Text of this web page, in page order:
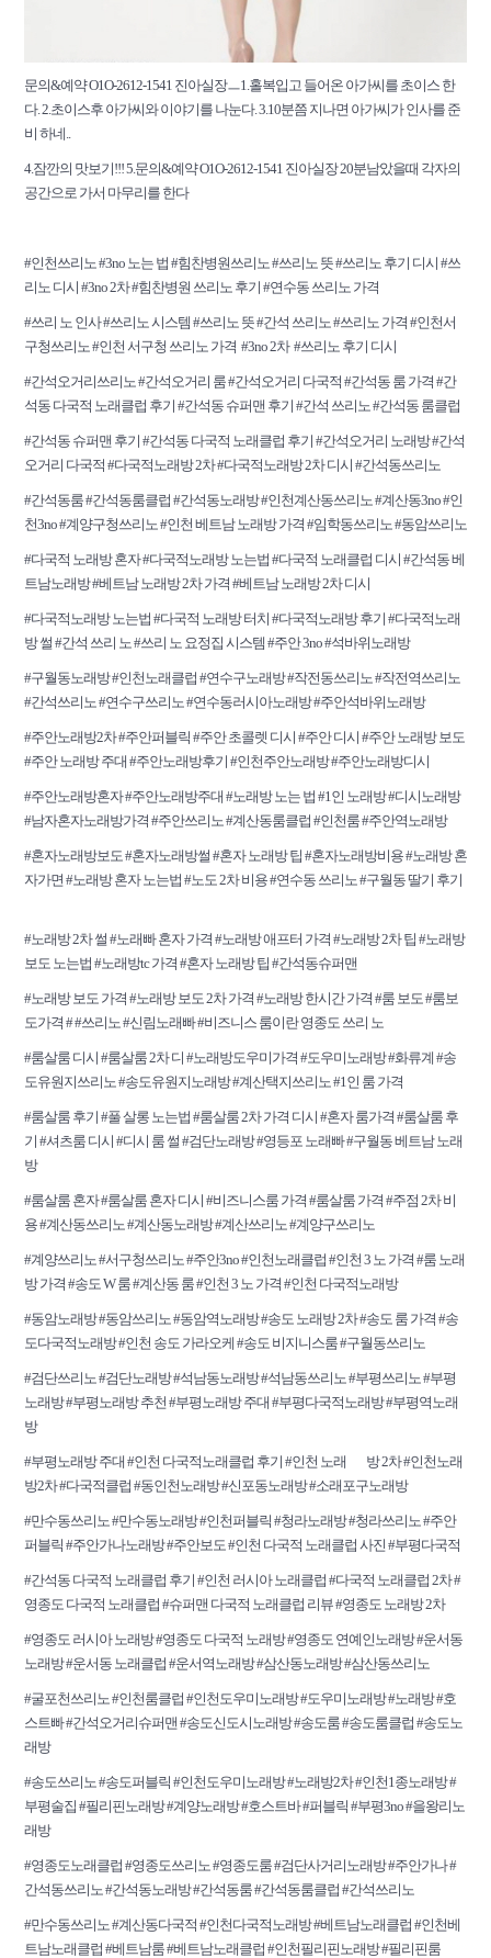
문의&예약 O1O-2612-1541 진아실장ㅡ1.홀복입고 들어온 아가씨를 초이스 한
다. 2.초이스후 아가씨와 이야기를 나눈다. 3.10분쯤 지나면 아가씨가 인사를 준
비 하네..
4.잠깐의 맛보기!!! 5.문의&예약 O1O-2612-1541 진아실장 20분남았을때 각자의
공간으로 가서 마무리를 한다
#인천쓰리노 #3no 노는 법 #힘찬병원쓰리노 #쓰리노 뜻 #쓰리노 후기 디시 #쓰
리노 디시 #3no 2차 #힘찬병원 쓰리노 후기 #연수동 쓰리노 가격
#쓰리 노 인사 #쓰리노 시스템 #쓰리노 뜻 #간석 쓰리노 #쓰리노 가격 #인천서
구청쓰리노 #인천 서구청 쓰리노 가격 #3no 2차 #쓰리노 후기 디시
#간석오거리쓰리노 #간석오거리 룸 #간석오거리 다국적 #간석동 룸 가격 #간
석동 다국적 노래클럽 후기 #간석동 슈퍼맨 후기 #간석 쓰리노 #간석동 룸클럽
#간석동 슈퍼맨 후기 #간석동 다국적 노래클럽 후기 #간석오거리 노래방 #간석
오거리 다국적 #다국적노래방 2차 #다국적노래방 2차 디시 #간석동쓰리노
#간석동룸 #간석동룸클럽 #간석동노래방 #인천계산동쓰리노 #계산동3no #인
천3no #계양구청쓰리노 #인천 베트남 노래방 가격 #임학동쓰리노 #동암쓰리노
#다국적 노래방 혼자 #다국적노래방 노는법 #다국적 노래클럽 디시 #간석동 베
트남노래방 #베트남 노래방 2차 가격 #베트남 노래방 2차 디시
#다국적노래방 노는법 #다국적 노래방 터치 #다국적노래방 후기 #다국적노래
방 썰 #간석 쓰리 노 #쓰리 노 요정집 시스템 #주안 3no #석바위노래방
#구월동노래방 #인천노래클럽 #연수구노래방 #작전동쓰리노 #작전역쓰리노
#간석쓰리노 #연수구쓰리노 #연수동러시아노래방 #주안석바위노래방
#주안노래방2차 #주안퍼블릭 #주안 초콜렛 디시 #주안 디시 #주안 노래방 보도
#주안 노래방 주대 #주안노래방후기 #인천주안노래방 #주안노래방디시
#주안노래방혼자 #주안노래방주대 #노래방 노는 법 #1인 노래방 #디시노래방
#남자혼자노래방가격 #주안쓰리노 #계산동룸클럽 #인천룸 #주안역노래방
#혼자노래방보도 #혼자노래방썰 #혼자 노래방 팁 #혼자노래방비용 #노래방 혼
자가면 #노래방 혼자 노는법 #노도 2차 비용 #연수동 쓰리노 #구월동 딸기 후기
#노래방 2차 썰 #노래빠 혼자 가격 #노래방 애프터 가격 #노래방 2차 팁 #노래방
보도 노는법 #노래방tc 가격 #혼자 노래방 팁 #간석동슈퍼맨
#노래방 보도 가격 #노래방 보도 2차 가격 #노래방 한시간 가격 #룸 보도 #룸보
도가격 # #쓰리노 #신림노래빠 #비즈니스 룸이란 영종도 쓰리 노
#룸살룸 디시 #룸살룸 2차 디 #노래방도우미가격 #도우미노래방 #화류계 #송
도유원지쓰리노 #송도유원지노래방 #계산택지쓰리노 #1인 룸 가격
#룸살룸 후기 #풀 살롱 노는법 #룸살룸 2차 가격 디시 #혼자 룸가격 #룸살룸 후
기 #셔츠룸 디시 #디시 룸 썰 #검단노래방 #영등포 노래빠 #구월동 베트남 노래
방
#룸살룸 혼자 #룸살룸 혼자 디시 #비즈니스룸 가격 #룸살룸 가격 #주점 2차 비
용 #계산동쓰리노 #계산동노래방 #계산쓰리노 #계양구쓰리노
#계양쓰리노 #서구청쓰리노 #주안3no #인천노래클럽 #인천 3 노 가격 #룸 노래
방 가격 #송도 W 룸 #계산동 룸 #인천 3 노 가격 #인천 다국적노래방
#동암노래방 #동암쓰리노 #동암역노래방 #송도 노래방 2차 #송도 룸 가격 #송
도다국적노래방 #인천 송도 가라오케 #송도 비지니스룸 #구월동쓰리노
#검단쓰리노 #검단노래방 #석남동노래방 #석남동쓰리노 #부평쓰리노 #부평
노래방 #부평노래방 추천 #부평노래방 주대 #부평다국적노래방 #부평역노래
방
#부평노래방 주대 #인천 다국적노래클럽 후기 #인천 노래
방 2차 #인천노래
방2차 #다국적클럽 #동인천노래방 #신포동노래방 #소래포구노래방
#만수동쓰리노 #만수동노래방 #인천퍼블릭 #청라노래방 #청라쓰리노 #주안
퍼블릭 #주안가나노래방 #주안보도 #인천 다국적 노래클럽 사진 #부평다국적
#간석동 다국적 노래클럽 후기 #인천 러시아 노래클럽 #다국적 노래클럽 2차 #
영종도 다국적 노래클럽 #슈퍼맨 다국적 노래클럽 리뷰 #영종도 노래방 2차
#영종도 러시아 노래방 #영종도 다국적 노래방 #영종도 연예인노래방 #운서동
노래방 #운서동 노래클럽 #운서역노래방 #삼산동노래방 #삼산동쓰리노
#굴포천쓰리노 #인천룸클럽 #인천도우미노래방 #도우미노래방 #노래방 #호
스트빠 #간석오거리슈퍼맨 #송도신도시노래방 #송도룸 #송도룸클럽 #송도노
래방
#송도쓰리노 #송도퍼블릭 #인천도우미노래방 #노래방2차 #인천1종노래방 #
부평술집 #필리핀노래방 #계양노래방 #호스트바 #퍼블릭 #부평3no #을왕리노
래방
#영종도노래클럽 #영종도쓰리노 #영종도룸 #검단사거리노래방 #주안가나 #
간석동쓰리노 #간석동노래방 #간석동룸 #간석동룸클럽 #간석쓰리노
#만수동쓰리노 #계산동다국적 #인천다국적노래방 #베트남노래클럽 #인천베
트남노래클럽 #베트남룸 #베트남노래클럽 #인천필리핀노래방 #필리핀룸